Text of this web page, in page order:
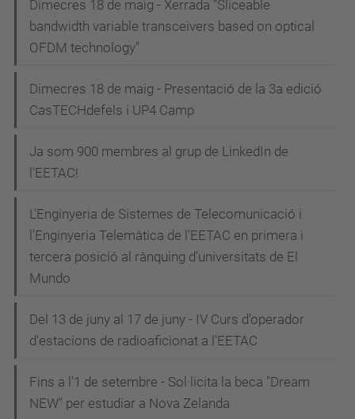
Dimecres 18 de maig - Xerrada "Sliceable
bandwidth variable transceivers based on optical
OFDM technology"
Dimecres 18 de maig - Presentació de la 3a edició
CasTECHdefels i UP4 Camp
Ja som 900 membres al grup de LinkedIn de
l'EETAC!
L'Enginyeria de Sistemes de Telecomunicació i
l'Enginyeria Telemàtica de l'EETAC en primera i
tercera posició al rànquing d'universitats de El
Mundo
Del 13 de juny al 17 de juny - IV Curs d'operador
d'estacions de radioaficionat a l'EETAC
Fins a l'1 de setembre - Sol·licita la beca "Dream
NEW" per estudiar a Nova Zelanda